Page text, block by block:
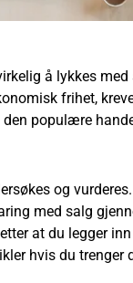
å lykkes
frihet,
populære
og
med salg
at du legger
hvis du